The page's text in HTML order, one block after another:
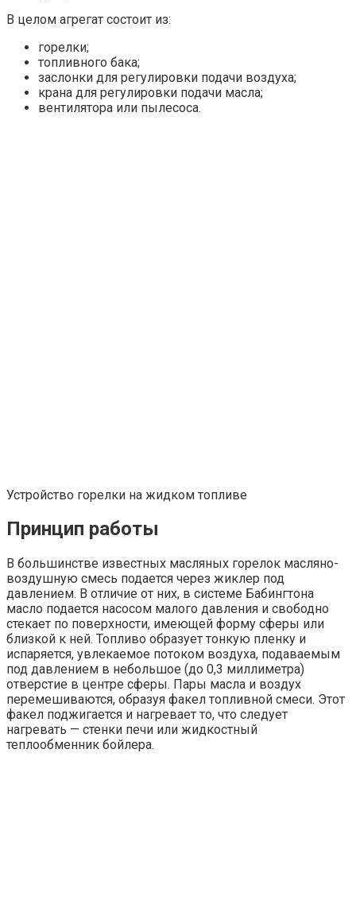
В целом агрегат состоит из:
горелки;
топливного бака;
заслонки для регулировки подачи воздуха;
крана для регулировки подачи масла;
вентилятора или пылесоса.
Устройство горелки на жидком топливе
Принцип работы
В большинстве известных масляных горелок масляно-
воздушную смесь подается через жиклер под
давлением. В отличие от них, в системе Бабингтона
масло подается насосом малого давления и свободно
стекает по поверхности, имеющей форму сферы или
близкой к ней. Топливо образует тонкую пленку и
испаряется, увлекаемое потоком воздуха, подаваемым
под давлением в небольшое (до 0,3 миллиметра)
отверстие в центре сферы. Пары масла и воздух
перемешиваются, образуя факел топливной смеси. Этот
факел поджигается и нагревает то, что следует
нагревать — стенки печи или жидкостный
теплообменник бойлера.